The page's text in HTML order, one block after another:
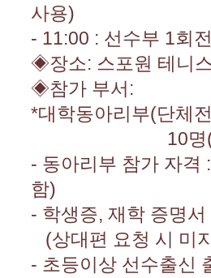
사용)
- 11:00 : 선수부 1회
◈장소: 스포원 테니
◈참가 부서:
*대학동아리부(단체
10명(8명 엔
- 동아리부 참가 자격
함)
- 학생증, 재학 증명
(상대편 요청 시 미
- 초등이상 선수출신